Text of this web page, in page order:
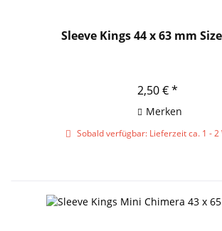
Sleeve Kings 44 x 63 mm
2,50 € *
Merken
Sobald verfügbar: Lieferzeit ca. 1 - 2